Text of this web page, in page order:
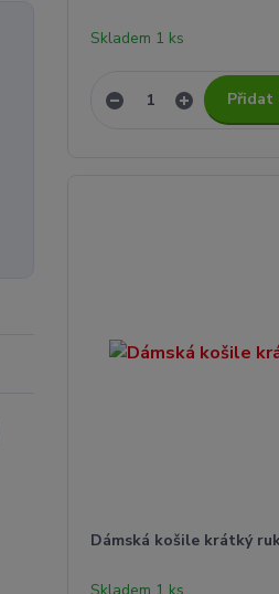
Skladem 1 ks
Přidat
Dámská košile krátký